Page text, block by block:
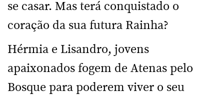
se casar. Mas terá conquistado o
coração da sua futura Rainha?
Hérmia e Lisandro, jovens
apaixonados fogem de Atenas pelo
Bosque para poderem viver o seu